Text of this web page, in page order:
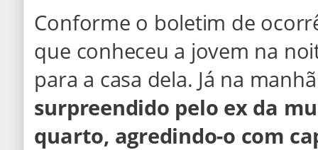
Conforme o boletim de
que conheceu a jovem na
para a casa dela. Já na
surpreendido pelo ex da
quarto, agredindo-o com